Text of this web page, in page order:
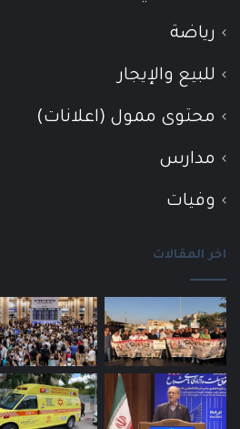
رياضة
للبيع والإيجار
محتوى ممول (اعلانات)
مدارس
وفيات
اخر المقالات